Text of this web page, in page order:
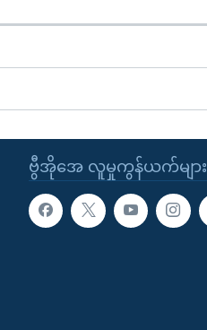
ဗွီအိုအေ လူမှုကွန်ယက်များ